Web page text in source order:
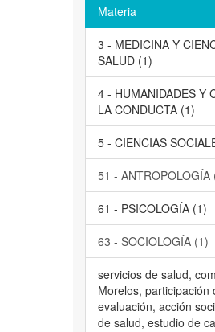
Materia
3 - MEDICINA Y
SALUD (1)
4 - HUMANIDADES Y
LA CONDUCTA (1)
5 - CIENCIAS
51 - ANTROPOLOGÍA
61 - PSICOLOGÍA (1)
63 - SOCIOLOGÍA (1)
servicios de salud,
Morelos, participación
evaluación, acción
de salud, estudio de